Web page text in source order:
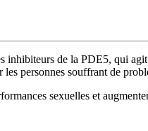
de la PDE5, qui
personnes souffrant de
sexuelles et